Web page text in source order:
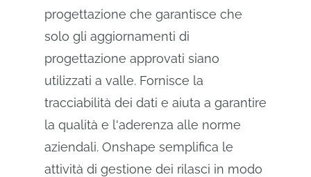
progettazione che garantisce che
solo gli aggiornamenti di
progettazione approvati siano
utilizzati a valle. Fornisce la
tracciabilità dei dati e aiuta a garantire
la qualità e l'aderenza alle norme
aziendali. Onshape semplifica le
attività di gestione dei rilasci in modo